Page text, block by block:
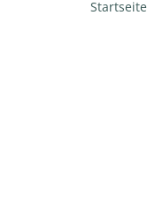
Startseite